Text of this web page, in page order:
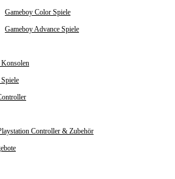
Gameboy Color Spiele
Gameboy Advance Spiele
Controller & Zubehör